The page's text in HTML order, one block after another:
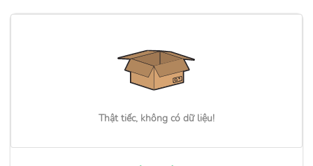
Thật tiếc, không có dữ liệu!